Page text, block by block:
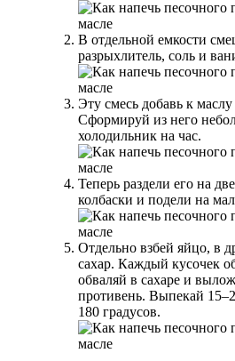
В отдельной емкости
разрыхлитель, соль и
Эту смесь добавь к маслу
Сформируй из него
холодильник на час.
Теперь раздели его на
колбаски и подели на
Отдельно взбей яйцо, в
сахар. Каждый кусочек
обваляй в сахаре и
противень. Выпекай
180 градусов.